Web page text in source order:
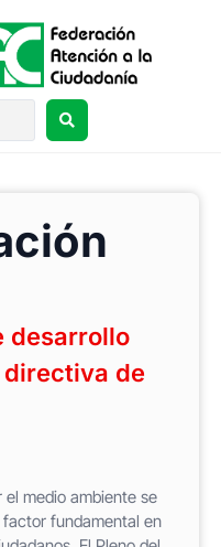
desarrollo
de
medio ambiente se
fundamental en